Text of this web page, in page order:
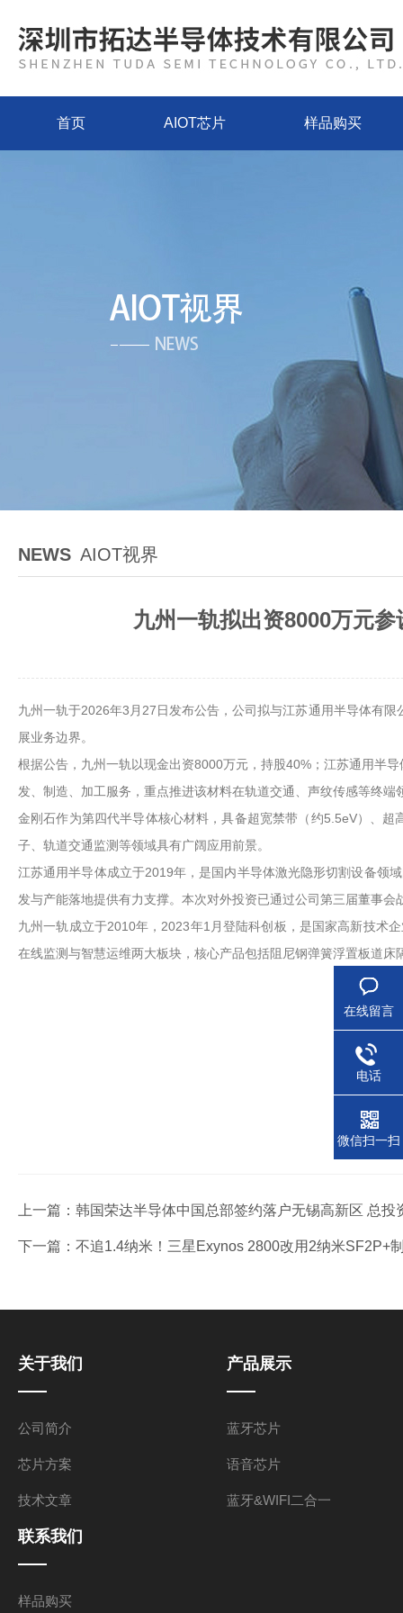
首页 AIOT芯片 样品购买
NEWS AIOT视界
九州一轨拟出资8000万元
九州一轨于2026年3月27日发布公告，公司拟与江苏通用半导体有
展业务边界。
根据公告，九州一轨以现金出资8000万元，持股40%；江苏通用半
发、制造、加工服务，重点推进该材料在轨道交通、声纹传感等终
金刚石作为第四代半导体核心材料，具备超宽禁带（约5.5eV）、
子、轨道交通监测等领域具有广阔应用前景。
江苏通用半导体成立于2019年，是国内半导体激光隐形切割设备领
发与产能落地提供有力支撑。本次对外投资已通过公司第三届董事
九州一轨成立于2010年，2023年1月登陆科创板，是国家高新技术
在线监测与智慧运维两大板块，核心产品包括阻尼钢弹簧浮置板道
上一篇： 韩国荣达半导体中国总部签约落户无锡高新区 总
下一篇： 不追1.4纳米！三星Exynos 2800改用2纳米SF2P+
关于我们
公司简介
芯片方案
技术文章
产品展示
蓝牙芯片
语音芯片
蓝牙&WIFI二合一
联系我们
样品购买
在线留言
电话
微信扫一扫